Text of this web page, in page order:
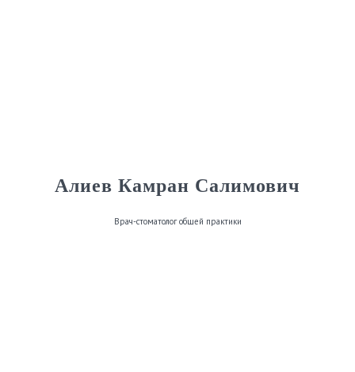
Алиев Камран Салимович
Врач-стоматолог общей практики